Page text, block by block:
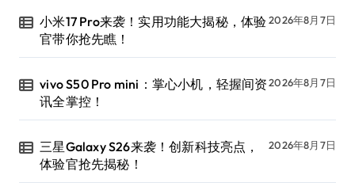
小米17 Pro来袭！实用功能大揭秘，体验
官带你抢先瞧！
2026年8月7日
vivo S50 Pro mini：掌心小机，轻握间资
讯全掌控！
2026年8月7日
三星Galaxy S26来袭！创新科技亮点，
体验官抢先揭秘！
2026年8月7日